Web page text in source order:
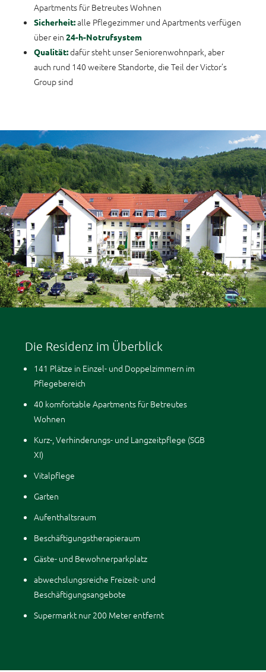
Apartments für Betreutes Wohnen
Sicherheit:alle Pflegezimmer und Apartments verfügen
über ein 24-h-Notrufsystem
Qualität:dafür steht unser Seniorenwohnpark, aber
auch rund 140 weitere Standorte, die Teil der Victor’s
Group sind
Die Residenz im Überblick
141 Plätze in Einzel- und Doppelzimmern im
Pflegebereich
40 komfortable Apartments für Betreutes
Wohnen
Kurz-, Verhinderungs- und Langzeitpflege (SGB
XI)
Vitalpflege
Garten
Aufenthaltsraum
Beschäftigungstherapieraum
Gäste- und Bewohnerparkplatz
abwechslungsreiche Freizeit- und
Beschäftigungsangebote
Supermarkt nur 200 Meter entfernt